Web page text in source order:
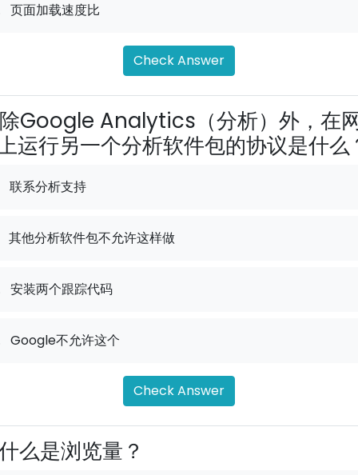
页面加载速度比
Check Answer
除Google Analytics（分析）外，在
运行另一个分析软件包的协议是什么
联系分析支持
其他分析软件包不允许这样做
安装两个跟踪代码
Google不允许这个
Check Answer
么是浏览量？